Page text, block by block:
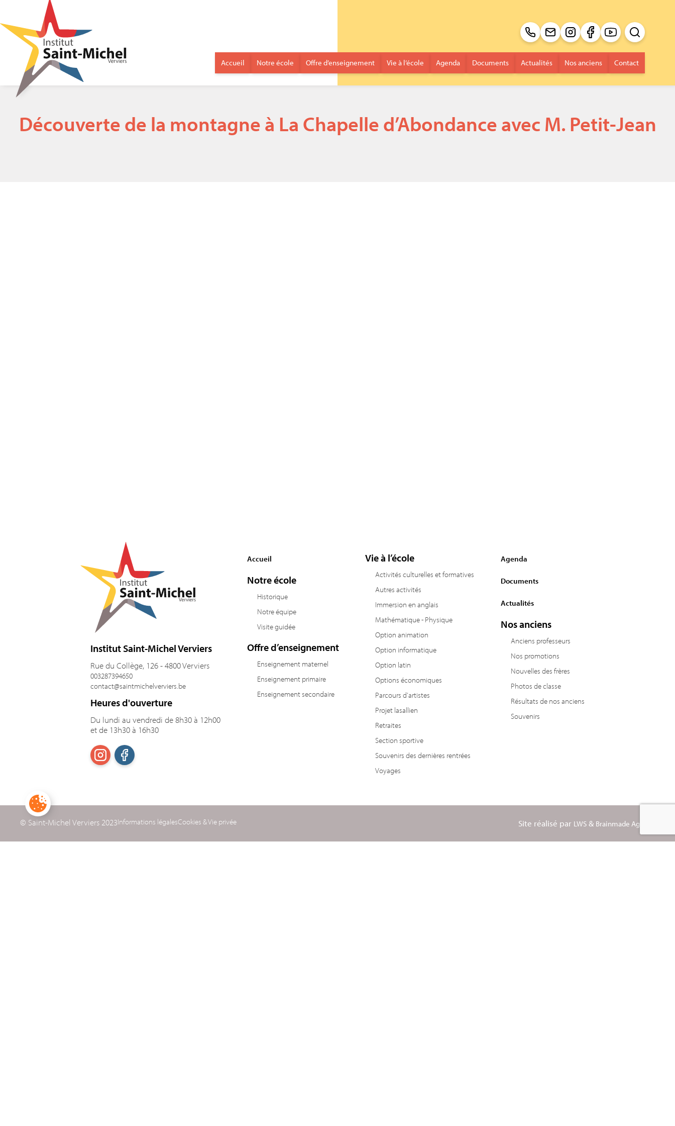
Recherche
Envoi
Accueil Notre école Offre d’enseignement Vie à l’école Agenda Documents Actualités Nos anciens Contact
Découverte de la montagne à La Chapelle d’Abondance avec M. Petit-Jean
Institut Saint-Michel Verviers
Rue du Collège, 126 - 4800 Verviers
003287394650
contact@saintmichelverviers.be
Heures d'ouverture
Du lundi au vendredi de 8h30 à 12h00
et de 13h30 à 16h30
Accueil
Notre école
Historique
Notre équipe
Visite guidée
Offre d’enseignement
Enseignement maternel
Enseignement primaire
Enseignement secondaire
Vie à l’école
Activités culturelles et formatives
Autres activités
Immersion en anglais
Mathématique - Physique
Option animation
Option informatique
Option latin
Options économiques
Parcours d’artistes
Projet lasallien
Retraites
Section sportive
Souvenirs des dernières rentrées
Voyages
Agenda
Documents
Actualités
Nos anciens
Anciens professeurs
Nos promotions
Nouvelles des frères
Photos de classe
Résultats de nos anciens
Souvenirs
© Saint-Michel Verviers 2023Informations légalesCookies & Vie privée Site réalisé par LWS & Brainmade Agency